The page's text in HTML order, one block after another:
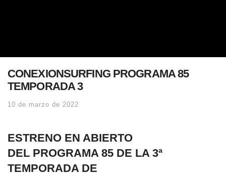
CONEXIONSURFING PROGRAMA 85
TEMPORADA 3
10 de marzo de 2022
ESTRENO EN ABIERTO
DEL PROGRAMA 85 DE LA 3ª
TEMPORADA DE